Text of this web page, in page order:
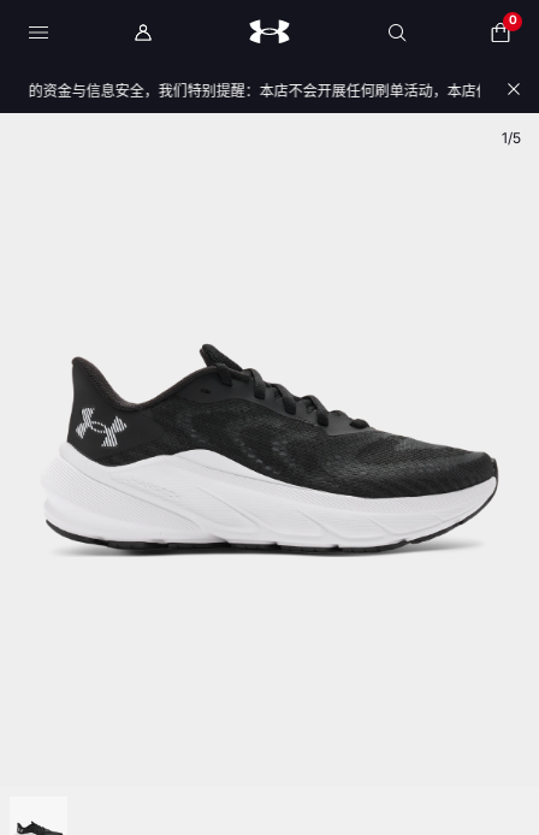
0
的资金与信息安全，我们特别提醒：本店不会开展任何刷单活动，本店任何售后
1/5